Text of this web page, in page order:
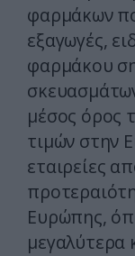
φαρμάκων
εξαγωγές,
φαρμάκου
μέσος όρος
τιμών στην
εταιρείες
Ευρώπης,
μεγαλύτερα